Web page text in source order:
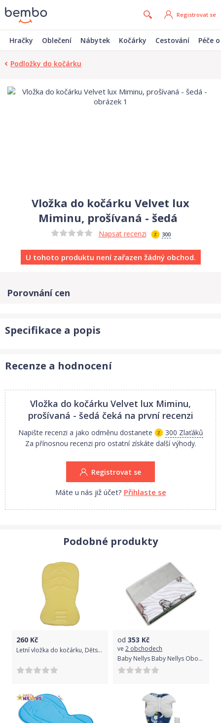
Registrovat se
Hračky Oblečení Nábytek Kočárky Cestování Péče
Podložky do kočárku
Vložka do kočárku Velvet lux
Miminu, prošívaná - šedá
Napsat recenzi 300
U tohoto produktu není zařazen žádný obchod.
Porovnání cen
Specifikace a popis
Recenze a hodnocení
Vložka do kočárku Velvet lux Miminu,
prošívaná - šedá čeká na první recenzi
Napište recenzi a jako odměnu dostanete
300 Zlaťáků
Za přínosnou recenzi pro ostatní získáte další výhody.
Registrovat se
Máte u nás již účet? Přihlaste se
Podobné produkty
260 Kč
Letní vložka do kočárku, Dětský svět, žlutá Maxi
od 353 Kč
ve 2 obchodech
Baby Nellys Baby Nellys Oboustranná deka Bavlna Velvet 100x75cm, ZOO - béžová